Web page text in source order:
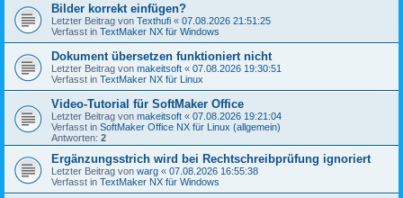
Bilder korrekt einfügen?
Letzter Beitrag von Texthufi « 07.08.2026 21:51:25
Verfasst in TextMaker NX für Windows
Dokument übersetzen funktioniert nicht
Letzter Beitrag von makeitsoft « 07.08.2026 19:30:51
Verfasst in TextMaker NX für Linux
Video-Tutorial für SoftMaker Office
Letzter Beitrag von makeitsoft « 07.08.2026 19:21:04
Verfasst in SoftMaker Office NX für Linux (allgemein)
Antworten: 2
Ergänzungsstrich wird bei Rechtschreibprüfung ignoriert
Letzter Beitrag von warg « 07.08.2026 16:55:38
Verfasst in TextMaker NX für Windows